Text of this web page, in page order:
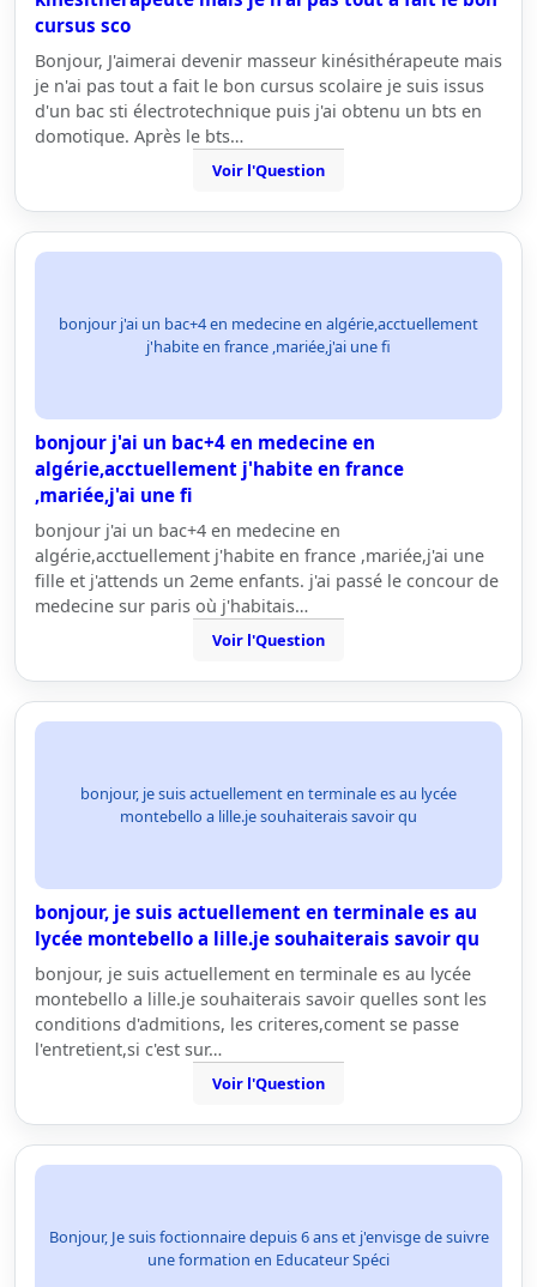
cursus sco
Bonjour, J'aimerai devenir masseur kinésithérapeute mais
je n'ai pas tout a fait le bon cursus scolaire je suis issus
d'un bac sti électrotechnique puis j'ai obtenu un bts en
domotique. Après le bts…
Voir l'Question
bonjour j'ai un bac+4 en medecine en algérie,acctuellement
j'habite en france ,mariée,j'ai une fi
bonjour j'ai un bac+4 en medecine en
algérie,acctuellement j'habite en france
,mariée,j'ai une fi
bonjour j'ai un bac+4 en medecine en
algérie,acctuellement j'habite en france ,mariée,j'ai une
fille et j'attends un 2eme enfants. j'ai passé le concour de
medecine sur paris où j'habitais…
Voir l'Question
bonjour, je suis actuellement en terminale es au lycée
montebello a lille.je souhaiterais savoir qu
bonjour, je suis actuellement en terminale es au
lycée montebello a lille.je souhaiterais savoir qu
bonjour, je suis actuellement en terminale es au lycée
montebello a lille.je souhaiterais savoir quelles sont les
conditions d'admitions, les criteres,coment se passe
l'entretient,si c'est sur…
Voir l'Question
Bonjour, Je suis foctionnaire depuis 6 ans et j'envisge de suivre
une formation en Educateur Spéci